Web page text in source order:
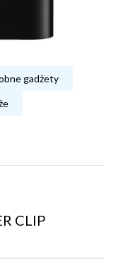
gadżety
CLIP